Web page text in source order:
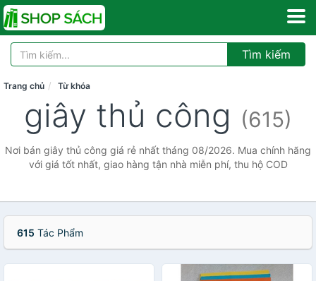
Tìm kiếm
Trang chủ Từ khóa
giây thủ công (615)
Nơi bán giây thủ công giá rẻ nhất tháng 08/2026. Mua chính hãng
với giá tốt nhất, giao hàng tận nhà miễn phí, thu hộ COD
615 Tác Phẩm